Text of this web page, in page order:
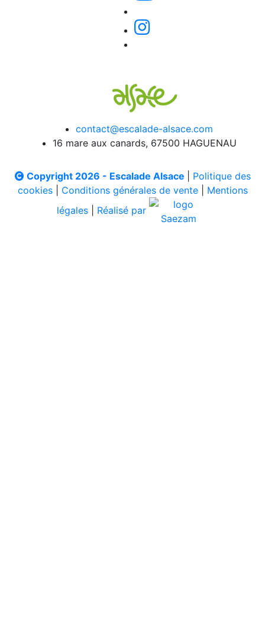
contact@escalade-alsace.com
16 mare aux canards, 67500 HAGUENAU
Copyright 2026 - Escalade Alsace
Politique des
cookies| Conditions générales de vente| Mentions
légales
Réalisé par